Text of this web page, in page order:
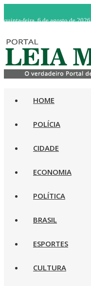
quinta-feira, 6 de agosto de 2026
HOME
POLÍCIA
CIDADE
ECONOMIA
POLÍTICA
BRASIL
ESPORTES
CULTURA